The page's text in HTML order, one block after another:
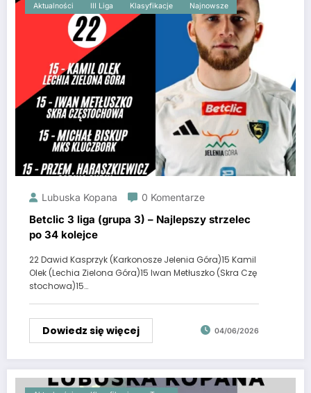
Aktualności III Liga Klasyfikacje Najnowsze
Lubuska Kopana 0 Komentarze
Betclic 3 liga (grupa 3) – Najlepszy strzelec
po 34 kolejce
22 Dawid Kasprzyk (Karkonosze Jelenia Góra)15 Kamil
Olek (Lechia Zielona Góra)15 Iwan Metłuszko (Skra Czę
stochowa)15…
Dowiedz się więcej 04/06/2026